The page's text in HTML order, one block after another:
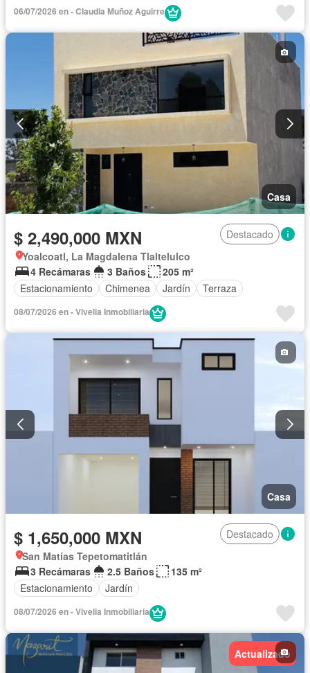
Cuarto de Limpieza
Estacionamiento
Recámara con closet
Azotea
Televisión por cable
Vista panorámica Wifi
Zonas verdes
Sin amueblar
06/07/2026 en - Claudia Muñoz Aguirre
Casa
$ 2,490,000 MXN
Destacado
Yoalcoatl, La Magdalena Tlaltelulco
4 Recámaras
3 Baños
205 m²
Estacionamiento
Chimenea Jardín Terraza
08/07/2026 en - Vivelia Inmobiliaria
Casa
$ 1,650,000 MXN
Destacado
San Matías Tepetomatitlán
3 Recámaras
2.5 Baños
135 m²
Estacionamiento
Jardín
08/07/2026 en - Vivelia Inmobiliaria
Actualizado